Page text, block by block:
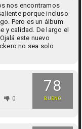
nos encontramos
porque incluso
Pero es un álbum
y calidad. De largo el
este nuevo
no sea solo
78
BUENO
0